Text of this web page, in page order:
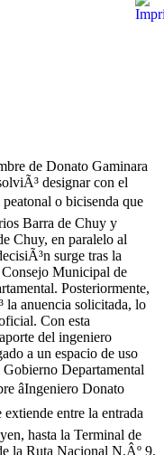
de Donato Gaminara
designar con el
peatonal o bicisenda que
Barra de Chuy y
Chuy, en paralelo al
surge tras la
Municipal de
Posteriormente,
la anuencia solicitada, lo
Con esta
del ingeniero
a un espacio de uso
Departamental
âIngeniero Donato
extiende entre la entrada
hasta la Terminal de
la Ruta Nacional N.Âº 9.